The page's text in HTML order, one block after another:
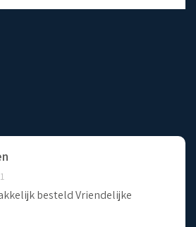
besteld Vriendelijke